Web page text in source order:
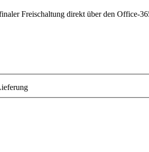
Freischaltung direkt über den Office-